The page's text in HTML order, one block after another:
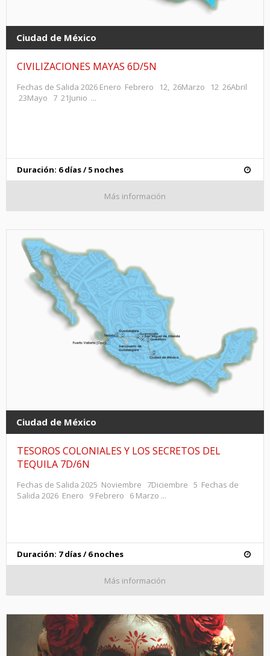
Ciudad de México
CIVILIZACIONES MAYAS 6D/5N
Fechas de Salida 2026 Enero Febrero 12, 26Marzo 12 26Abril
23Mayo 7 21Junio ...
Duración: 6 días / 5 noches
Más información
Ciudad de México
TESOROS COLONIALES Y LOS SECRETOS DEL
TEQUILA 7D/6N
Fechas de Salida 2025 Noviembre 7Diciembre 5 Fechas de
Salida 2026 Enero 9 Febrero 6 Marzo ...
Duración: 7 días / 6 noches
Más información